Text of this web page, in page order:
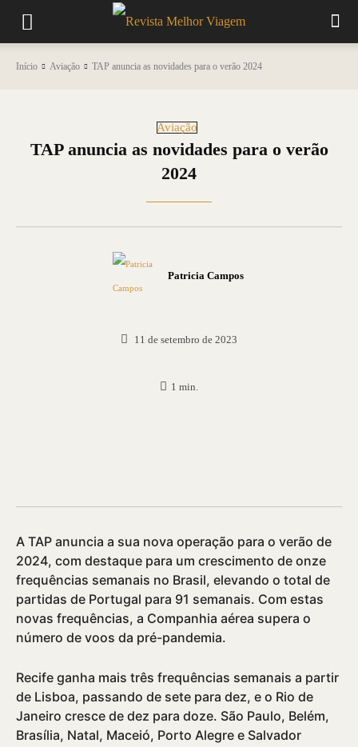
Início Aviação TAP anuncia as novidades para o verão 2024
Aviação
TAP anuncia as novidades para o verão
2024
Patricia Campos
11 de setembro de 2023
1 min.
A TAP anuncia a sua nova operação para o verão de
2024, com destaque para um crescimento de onze
frequências semanais no Brasil, elevando o total de
partidas de Portugal para 91 semanais. Com estas
novas frequências, a Companhia aérea supera o
número de voos da pré-pandemia.
Recife ganha mais três frequências semanais a partir
de Lisboa, passando de sete para dez, e o Rio de
Janeiro cresce de dez para doze. São Paulo, Belém,
Brasí­lia, Natal, Maceió, Porto Alegre e Salvador